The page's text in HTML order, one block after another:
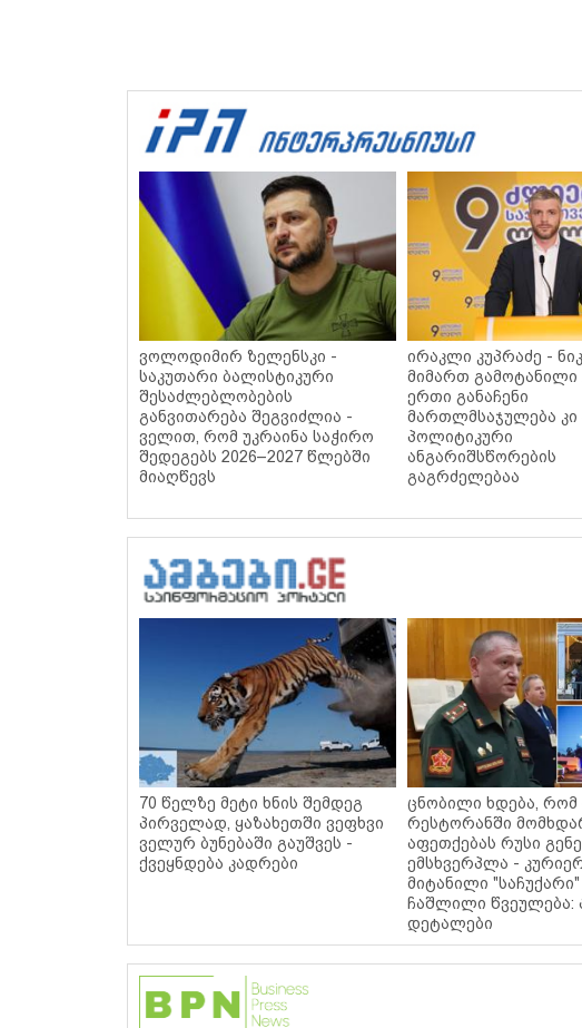
ვოლოდიმირ ზელენსკი -
საკუთარი ბალისტიკური
შესაძლებლობების
განვითარება შეგვიძლია -
ველით, რომ უკრაინა საჭირო
შედეგებს 2026–2027 წლებში
მიაღწევს
ირაკლი კუპრაძე -
მიმართ გამოტანილი
ერთი განაჩენი
მართლმსაჯულება კი
პოლიტიკური
ანგარიშსწორების
გაგრძელებაა
70 წელზე მეტი ხნის შემდეგ
პირველად, ყაზახეთში ვეფხვი
ველურ ბუნებაში გაუშვეს -
ქვეყნდება კადრები
ცნობილი ხდება, რომ
რესტორანში
აფეთქებას რუსი
ემსხვერპლა -
მიტანილი
ჩაშლილი წვეულება:
დეტალები